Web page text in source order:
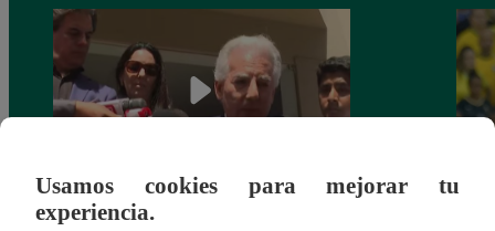
Álvaro Vargas Llosa agradecido por
Usamos cookies para mejorar tu
experiencia.